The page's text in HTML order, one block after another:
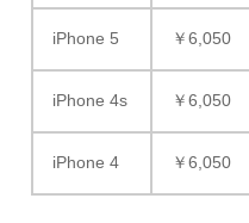
iPhone 5 ￥6,050
iPhone 4s ￥6,050
iPhone 4 ￥6,050